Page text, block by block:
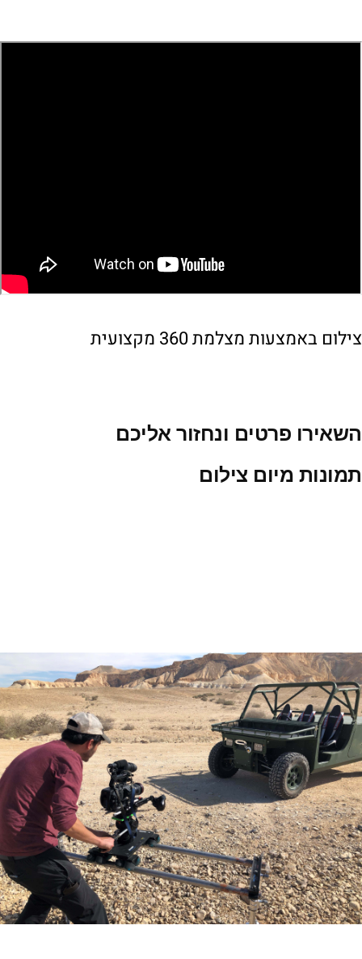
צילום באמצעות מצלמת 360 מקצועית
השאירו פרטים ונחזור אליכם
תמונות מיום צילום